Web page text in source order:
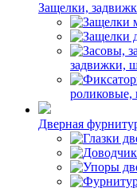
Защелки,
задвижки,
роликовые,
Дверная